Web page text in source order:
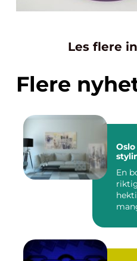
Les flere
Flere
Oslo
En